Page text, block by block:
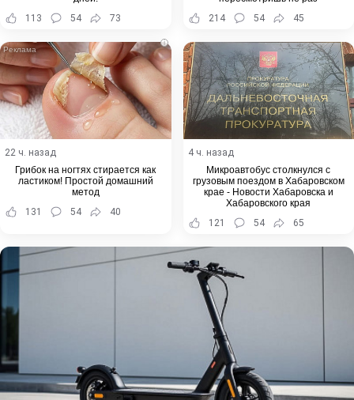
113
54 73
214
54 45
i
22 ч. назад
Грибок на ногтях стирается как
ластиком! Простой домашний
метод
131
54 40
4 ч. назад
Микроавтобус столкнулся с
грузовым поездом в Хабаровском
крае - Новости Хабаровска и
Хабаровского края
121
54 65